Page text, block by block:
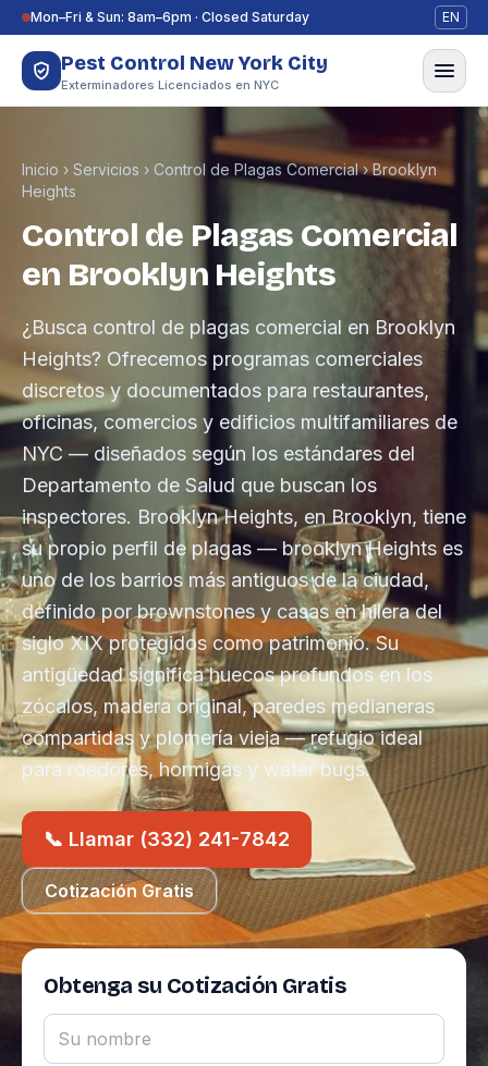
Saltar al contenido
Mon–Fri & Sun: 8am–6pm · Closed Saturday EN
Pest Control New York City
Exterminadores Licenciados en NYC
Inicio › Servicios › Control de Plagas Comercial›Brooklyn
Heights
Control de Plagas Comercial
en Brooklyn Heights
¿Busca control de plagas comercial en Brooklyn
Heights? Ofrecemos programas comerciales
discretos y documentados para restaurantes,
oficinas, comercios y edificios multifamiliares de
NYC — diseñados según los estándares del
Departamento de Salud que buscan los
inspectores. Brooklyn Heights, en Brooklyn, tiene
su propio perfil de plagas — brooklyn Heights es
uno de los barrios más antiguos de la ciudad,
definido por brownstones y casas en hilera del
siglo XIX protegidos como patrimonio. Su
antigüedad significa huecos profundos en los
zócalos, madera original, paredes medianeras
compartidas y plomería vieja — refugio ideal
para roedores, hormigas y water bugs.
📞 Llamar (332) 241-7842
Cotización Gratis
Obtenga su Cotización Gratis